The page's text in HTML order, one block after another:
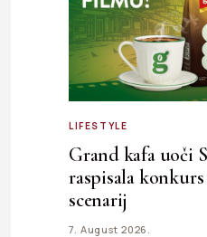
LIFESTYLE
Grand kafa uoči
raspisala
scenarij
7. August 2026.